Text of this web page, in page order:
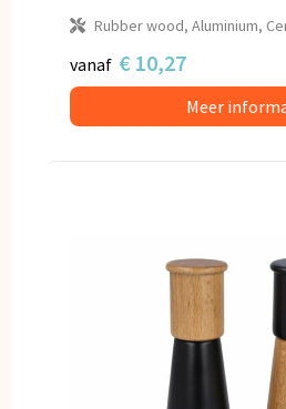
Rubber wood, Aluminium,
vanaf € 10,27
Meer